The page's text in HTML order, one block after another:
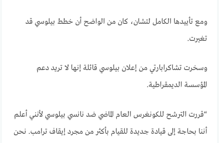
ومع تأييدها الكامل لتشان، كان من الواضح أن خطط بيلوسي قد
تغيرت.
وسخرت تشاكرابارتي من إعلان بيلوسي قائلة إنها لا تريد دعم
المؤسسة الديمقراطية.
“قررت الترشح للكونغرس العام الماضي ضد نانسي بيلوسي لأنني أعلم
أننا بحاجة إلى قيادة جديدة للقيام بأكثر من مجرد إيقاف ترامب. نحن